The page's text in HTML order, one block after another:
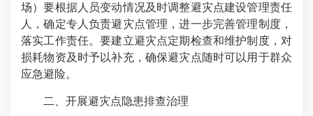
场）要根据人员变动情况及时调整避灾点建设管理责任
人，确定专人负责避灾点管理，进一步完善管理制度，
落实工作责任。要建立避灾点定期检查和维护制度，对
损耗物资及时予以补充，确保避灾点随时可以用于群众
应急避险。
二、开展避灾点隐患排查治理